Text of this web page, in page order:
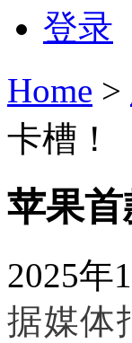
登录
Home >
卡槽！
苹果
2025年
据媒体